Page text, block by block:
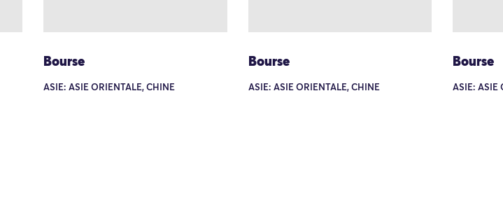
Bourse
ASIE: ASIE ORIENTALE, CHINE
Bourse
ASIE: ASIE ORIENTALE, CHINE
Bourse
ASIE: ASIE